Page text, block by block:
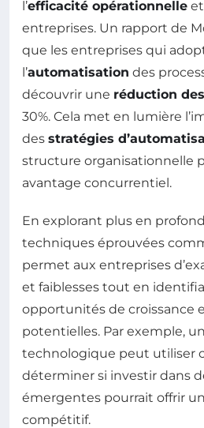
l’efficacité opérationnelle
entreprises. Un rapport de
que les entreprises qui
l’automatisation des
découvrir une réduction
30%. Cela met en lumière
des stratégies
structure organisationnelle
avantage concurrentiel.
En explorant plus en
techniques éprouvées
permet aux entreprises
et faiblesses tout en
opportunités de croissance
potentielles. Par exemple,
technologique peut utiliser
déterminer si investir dans
émergentes pourrait offrir
compétitif.